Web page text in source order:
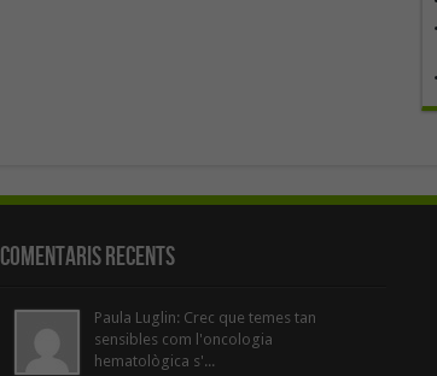
Comentaris Recents
Paula Luglin: Crec que temes tan
sensibles com l'oncologia
hematològica s'...